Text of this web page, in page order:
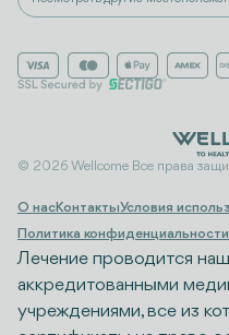
© 2026 Wellcome Все права
О насКонтактыУсловия
Политика конфиденциальности
Лечение проводится
аккредитованными
учреждениями, все из